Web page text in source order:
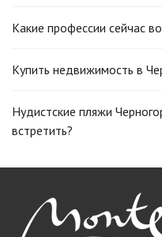
Какие профессии сейчас
Купить недвижимость в
Нудистские пляжи
встретить?